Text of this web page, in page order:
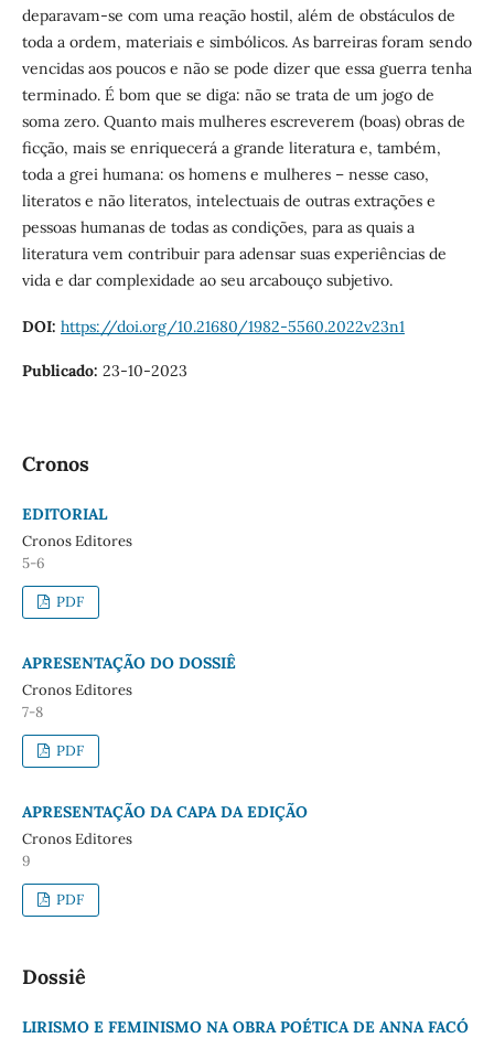
deparavam-se com uma reação hostil, além de obstáculos de
toda a ordem, materiais e simbólicos. As barreiras foram sendo
vencidas aos poucos e não se pode dizer que essa guerra tenha
terminado. É bom que se diga: não se trata de um jogo de
soma zero. Quanto mais mulheres escreverem (boas) obras de
ficção, mais se enriquecerá a grande literatura e, também,
toda a grei humana: os homens e mulheres – nesse caso,
literatos e não literatos, intelectuais de outras extrações e
pessoas humanas de todas as condições, para as quais a
literatura vem contribuir para adensar suas experiências de
vida e dar complexidade ao seu arcabouço subjetivo.
DOI: https://doi.org/10.21680/1982-5560.2022v23n1
Publicado: 23-10-2023
Cronos
EDITORIAL
Cronos Editores
5-6
PDF
APRESENTAÇÃO DO DOSSIÊ
Cronos Editores
7-8
PDF
APRESENTAÇÃO DA CAPA DA EDIÇÃO
Cronos Editores
9
PDF
Dossiê
LIRISMO E FEMINISMO NA OBRA POÉTICA DE ANNA FACÓ